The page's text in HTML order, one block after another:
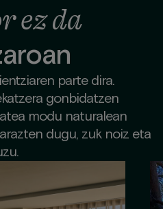
ez da
parte dira.
gonbidatzen
modu naturalean
dugu, zuk noiz eta